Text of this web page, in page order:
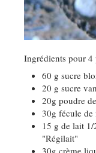
Ingrédients pour 4
60 g sucre
20 g sucre
20g poudre
30g fécule de
15 g de lait
"Régilait"